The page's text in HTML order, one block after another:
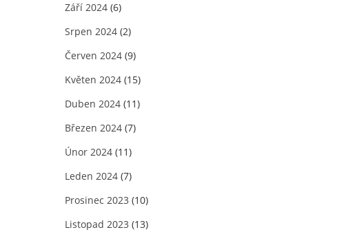
Září 2024 (6)
Srpen 2024 (2)
Červen 2024 (9)
Květen 2024 (15)
Duben 2024 (11)
Březen 2024 (7)
Únor 2024 (11)
Leden 2024 (7)
Prosinec 2023 (10)
Listopad 2023 (13)